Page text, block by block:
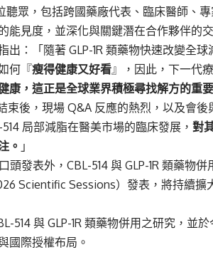
聽眾，包括跨國藥廠代表、臨床醫師、
能見度，並深化與關鍵潛在合作夥伴的交
出：「隨著 GLP-1R 類藥物快速改變全
何『瘦得健康又好看』，因此，下一代
康，這正是全球業界積極尋找解方的重
束後，現場 Q&A 反應的熱烈，以及會
局部減脂在醫美市場的臨床發展，對
。 」
頭發表外，CBL-514 與 GLP-1R 類藥物
Scientific Sessions）發表，將持續擴
514 與 GLP-1R 類藥物併用之研究，並
國際授權布局。